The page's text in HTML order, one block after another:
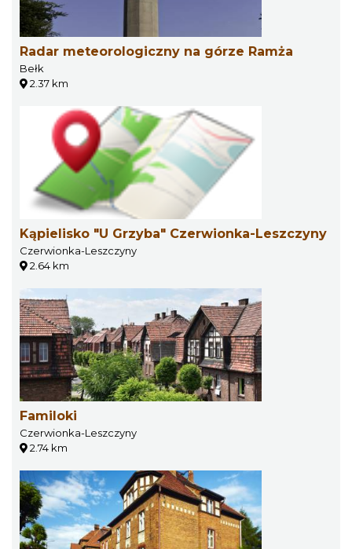
Radar meteorologiczny na górze Ramża
Bełk
2.37 km
Kąpielisko "U Grzyba" Czerwionka-Leszczyny
Czerwionka-Leszczyny
2.64 km
Familoki
Czerwionka-Leszczyny
2.74 km